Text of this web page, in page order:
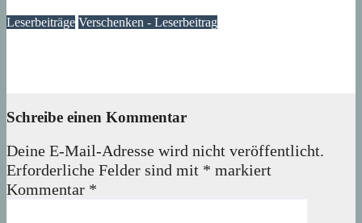
Leserbeiträge Verschenken - Leserbeitrag
Schreibe einen Kommentar
Deine E-Mail-Adresse wird nicht veröffentlicht.
Erforderliche Felder sind mit * markiert
Kommentar *